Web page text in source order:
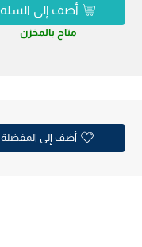
أضف إلى السلة
متاح بالمخزن
أضف إلى المفضلة